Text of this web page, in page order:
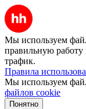
Мы используем
правильную работу
трафик.
Правила
Мы используем
файлов cookie
Понятно